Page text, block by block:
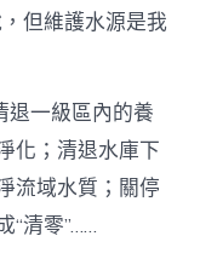
但維護水源是我
退一級區內的養
化；清退水庫下
流域水質；關停
“清零”……